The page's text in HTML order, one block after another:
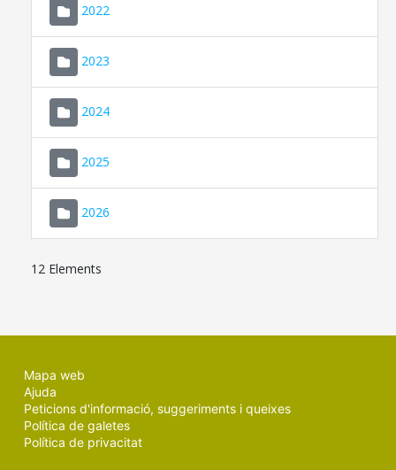
2022
2023
2024
2025
2026
12 Elements
Mapa web
Ajuda
Peticions d'informació, suggeriments i queixes
Política de galetes
Política de privacitat